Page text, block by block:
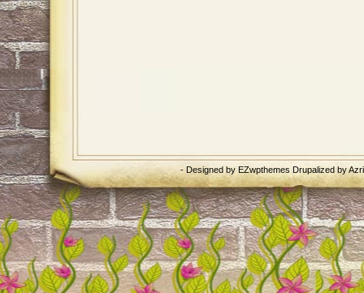
- Designed byEZwpthemesDrupalized by